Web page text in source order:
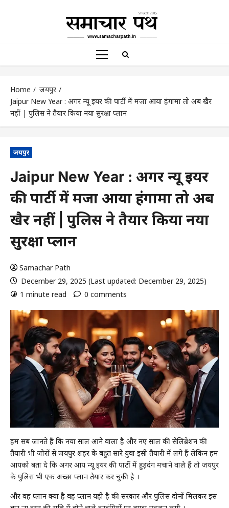
Home
जयपुर
Jaipur New Year : अगर न्यू ईयर की पार्टी में मजा आया हंगामा तो अब खैर
नहीं | पुलिस ने तैयार किया नया सुरक्षा प्लान
जयपुर
Jaipur New Year : अगर न्यू ईयर
की पार्टी में मजा आया हंगामा तो अब
खैर नहीं | पुलिस ने तैयार किया नया
सुरक्षा प्लान
Samachar Path
December 29, 2025 (Last updated: December 29, 2025)
1 minute read
0 comments
हम सब जानते हैं कि नया साल आने वाला है और नए साल की सेलिब्रेशन की
तैयारी भी जोरों से जयपुर शहर के बहुत सारे युवा इसी तैयारी में लगे हैं लेकिन हम
आपको बता दे कि अगर आप न्यू ईयर की पार्टी में हुड़दंग मचाने वाले हैं तो जयपुर
के पुलिस भी एक अच्छा प्लान तैयार कर चुकी है ।
और वह प्लान क्या है वह प्लान यही है की सरकार और पुलिस दोनों मिलकर इस